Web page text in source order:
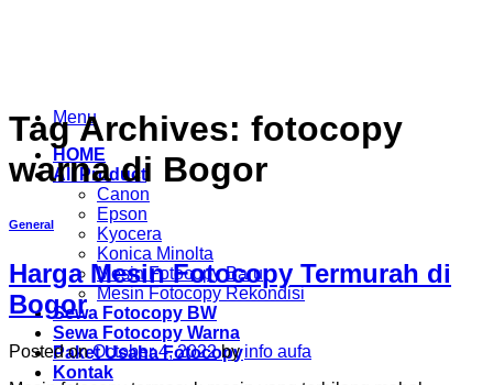
Menu
HOME
All Product
Canon
Epson
Kyocera
Konica Minolta
Mesin Fotocopy Baru
Mesin Fotocopy Rekondisi
Sewa Fotocopy BW
Sewa Fotocopy Warna
Paket Usaha Fotocopy
Kontak
Tag Archives: fotocopy
warna di Bogor
General
Harga Mesin Fotocopy Termurah di
Bogor
Posted onOctober 4, 2022 byinfo aufa